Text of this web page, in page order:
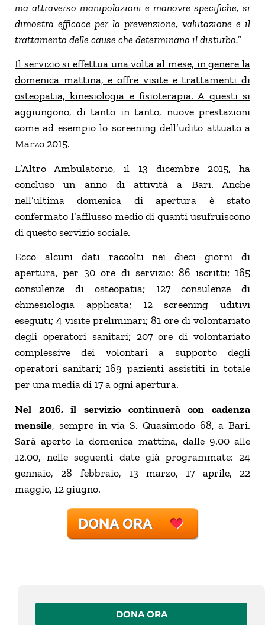
ma attraverso manipolazioni e manovre specifiche, si
dimostra efficace per la prevenzione, valutazione e il
trattamento delle cause che determinano il disturbo.”
Il servizio si effettua una volta al mese, in genere la
domenica mattina, e offre visite e trattamenti di
osteopatia, kinesiologia e fisioterapia. A questi si
aggiungono, di tanto in tanto, nuove prestazioni
come ad esempio lo screening dell’udito attuato a
Marzo 2015.
L’Altro Ambulatorio, il 13 dicembre 2015, ha
concluso un anno di attività a Bari. Anche
nell’ultima domenica di apertura è stato
confermato l’afflusso medio di quanti usufruiscono
di questo servizio sociale.
Ecco alcuni datiraccolti nei dieci giorni di
apertura, per 30 ore di servizio: 86 iscritti; 165
consulenze di osteopatia; 127 consulenze di
chinesiologia applicata; 12 screening uditivi
eseguiti; 4 visite preliminari; 81 ore di volontariato
degli operatori sanitari; 207 ore di volontariato
complessive dei volontari a supporto degli
operatori sanitari; 169 pazienti assistiti in totale
per una media di 17 a ogni apertura.
Nel 2016, il servizio continuerà con cadenza
mensile, sempre in via S. Quasimodo 68, a Bari.
Sarà aperto la domenica mattina, dalle 9.00 alle
12.00, nelle seguenti date già programmate: 24
gennaio, 28 febbraio, 13 marzo, 17 aprile, 22
maggio, 12 giugno.
DONA ORA